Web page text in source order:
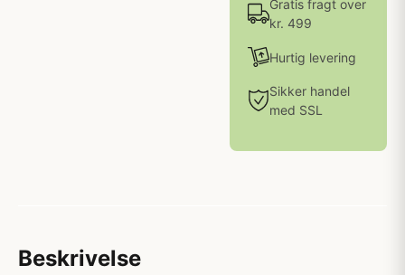
Gratis fragt over
kr. 499
Hurtig levering
Sikker handel
med SSL
Beskrivelse